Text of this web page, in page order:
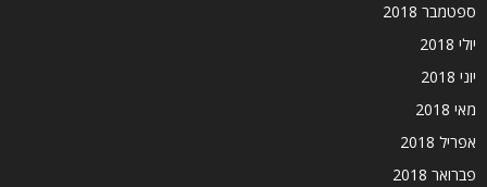
ספטמבר 2018
יולי 2018
יוני 2018
מאי 2018
אפריל 2018
פברואר 2018